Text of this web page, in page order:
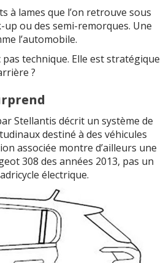
à lames que l’on retrouve sous
ou des semi-remorques. Une
l’automobile.
pas technique. Elle est stratégique
?
Stellantis décrit un système de
destiné à des véhicules
associée montre d’ailleurs une
308 des années 2013, pas un
électrique.